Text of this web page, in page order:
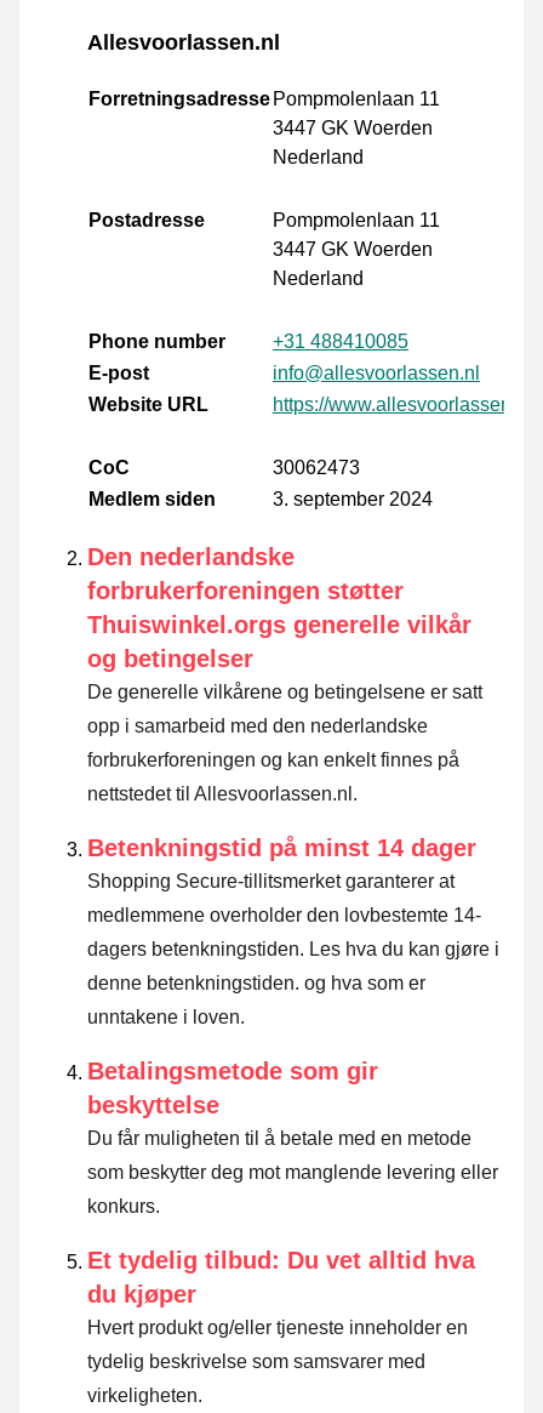
Allesvoorlassen.nl
Forretningsadresse Pompmolenlaan 11
3447 GK Woerden
Nederland
Postadresse
Pompmolenlaan 11
3447 GK Woerden
Nederland
Phone number
+31 488410085
E-post
info@allesvoorlassen.nl
Website URL
https://www.allesvoorlassen.nl/
CoC
30062473
Medlem siden
3. september 2024
Den nederlandske
forbrukerforeningen støtter
Thuiswinkel.orgs generelle vilkår
og betingelser
De generelle vilkårene og betingelsene er satt
opp i samarbeid med den nederlandske
forbrukerforeningen og kan enkelt finnes på
nettstedet til Allesvoorlassen.nl.
Betenkningstid på minst 14 dager
Shopping Secure-tillitsmerket garanterer at
medlemmene overholder den lovbestemte 14-
dagers betenkningstiden. Les hva du kan gjøre i
denne betenkningstiden. og hva som er
unntakene i loven.
Betalingsmetode som gir
beskyttelse
Du får muligheten til å betale med en metode
som beskytter deg mot manglende levering eller
konkurs.
Et tydelig tilbud: Du vet alltid hva
du kjøper
Hvert produkt og/eller tjeneste inneholder en
tydelig beskrivelse som samsvarer med
virkeligheten.